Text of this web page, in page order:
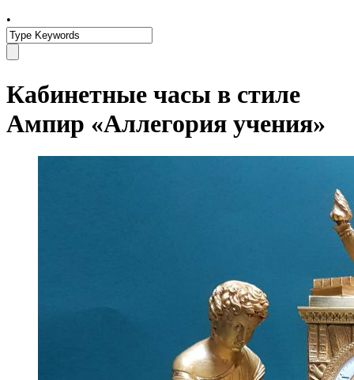
•
Кабинетные часы в стиле
Ампир «Аллегория учения»